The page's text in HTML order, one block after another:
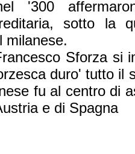
'300
sotto la
milanese.
Sforza si
duro' tutto il
fu al centro di
e di Spagna